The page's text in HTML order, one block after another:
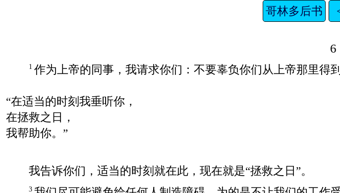
哥林多后书
6
1 作为上帝的同事，我请求你们：不要辜负你们从上帝那里得
“在适当的时刻我垂听你，
在拯救之日，
我帮助你。”
我告诉你们，适当的时刻就在此，现在就是“拯救之日”。
3